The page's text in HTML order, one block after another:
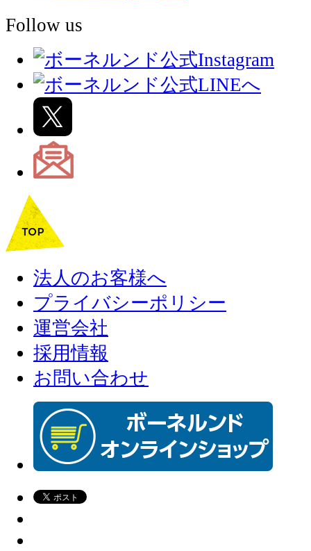
Follow us
法人のお客様へ
プライバシーポリシー
運営会社
採用情報
お問い合わせ